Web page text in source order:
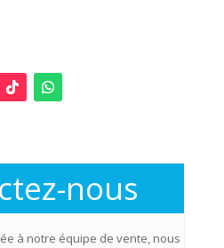
nous
à notre équipe de vente, nous